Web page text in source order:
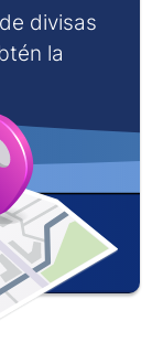
divisas
la